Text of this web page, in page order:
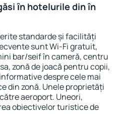
ȋn hotelurile din în
standarde și facilități
sunt Wi-Fi gratuit,
bar/seif în cameră, centru
zonă de joacă pentru copii,
despre cele mai
din zonă. Unele proprietăți
aeroport. Uneori,
obiectivelor turistice de